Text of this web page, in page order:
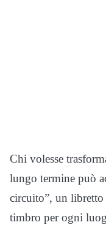
Chi volesse
lungo termine può
circuito”, un libretto
timbro per ogni